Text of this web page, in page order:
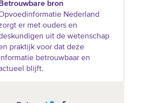
Betrouwbare bron
Nederland
er met ouders en
uit de wetenschap
praktijk voor dat deze
betrouwbaar en
blijft.